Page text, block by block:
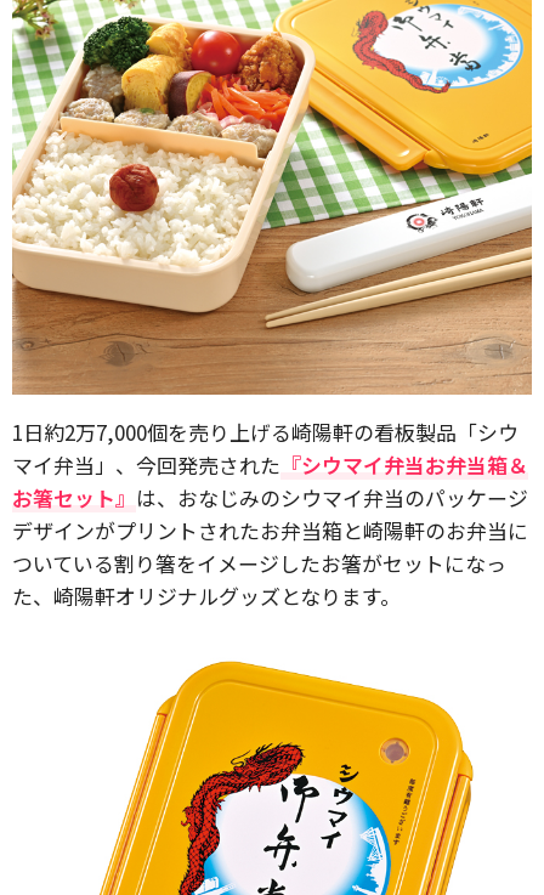
1日約2万7,000個を売り上げる崎陽軒の看板製品「シウ
マイ弁当」、今回発売された 『シウマイ弁当お弁当箱＆
お箸セット』 は、おなじみのシウマイ弁当のパッケージ
デザインがプリントされたお弁当箱と崎陽軒のお弁当に
ついている割り箸をイメージしたお箸がセットになっ
た、崎陽軒オリジナルグッズとなります。